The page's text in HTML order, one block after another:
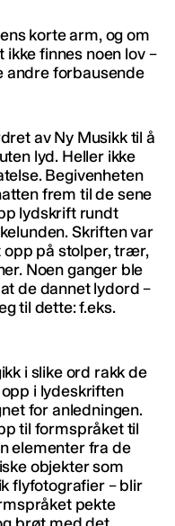
korte arm, og om
finnes noen lov –
andre forbausende
av Ny Musikk til å
lyd. Heller ikke
Begivenheten
frem til de sene
lydskrift rundt
Skriften var
på stolper, trær,
Noen ganger ble
de dannet lydord –
til dette: f.eks.
i slike ord rakk de
i lydeskriften
for anledningen.
til formspråket til
elementer fra de
objekter som
flyfotografier – blir
pekte